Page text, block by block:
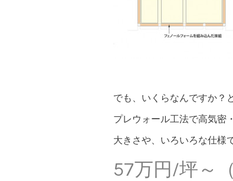
でも、いくらなんですか？
プレウォール工法で高気密
大きさや、いろいろな仕様
57万円/坪～